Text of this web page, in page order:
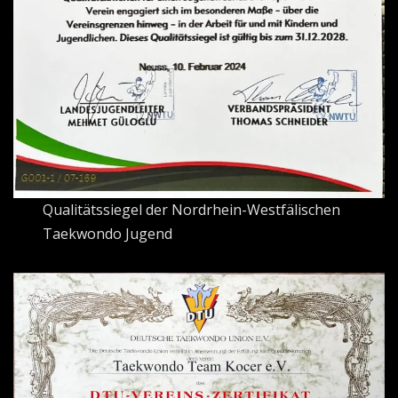
Qualitätssiegel der Nordrhein-Westfälischen
Taekwondo Jugend